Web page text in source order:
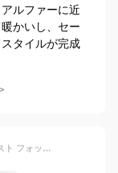
ルファーに近
かいし、セー
タイルが完成
毛皮ベスト メンズ ファーベスト ショートベスト フォックス フェイクファー フード付き おしゃれ アウター 暖かい 冬物 防寒 上着 防風 人気 秋冬 新作 ホワイトデー